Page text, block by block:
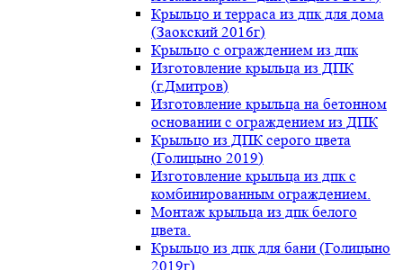
Крыльцо и терраса из дпк для дома
(Заокский 2016г)
Крыльцо с ограждением из дпк
Изготовление крыльца из ДПК
(г.Дмитров)
Изготовление крыльца на бетонном
основании с ограждением из ДПК
Крыльцо из ДПК серого цвета
(Голицыно 2019)
Изготовление крыльца из дпк с
комбинированным ограждением.
Монтаж крыльца из дпк белого
цвета.
Крыльцо из дпк для бани (Голицыно
2019г)